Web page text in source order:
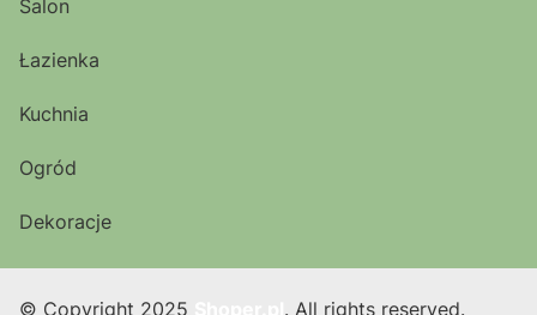
Salon
Łazienka
Kuchnia
Ogród
Dekoracje
© Copyright 2025 . All rights reserved.